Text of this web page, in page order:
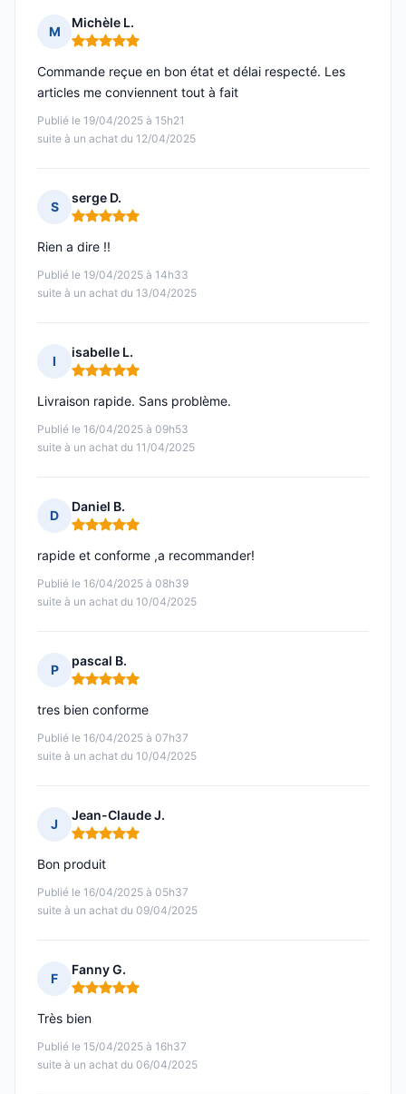
M
Michèle L.
Note : 5 sur 5
Publié le 19/04/2025 à 15h21
suite à un achat du 12/04/2025
Commande reçue en bon état et délai respecté. Les
articles me conviennent tout à fait
S
serge D.
Note : 5 sur 5
Publié le 19/04/2025 à 14h33
suite à un achat du 13/04/2025
Rien a dire !!
I
isabelle L.
Note : 5 sur 5
Publié le 16/04/2025 à 09h53
suite à un achat du 11/04/2025
Livraison rapide. Sans problème.
D
Daniel B.
Note : 5 sur 5
Publié le 16/04/2025 à 08h39
suite à un achat du 10/04/2025
rapide et conforme ,a recommander!
P
pascal B.
Note : 5 sur 5
Publié le 16/04/2025 à 07h37
suite à un achat du 10/04/2025
tres bien conforme
J
Jean-Claude J.
Note : 5 sur 5
Publié le 16/04/2025 à 05h37
suite à un achat du 09/04/2025
Bon produit
F
Fanny G.
Note : 5 sur 5
Publié le 15/04/2025 à 16h37
suite à un achat du 06/04/2025
Très bien